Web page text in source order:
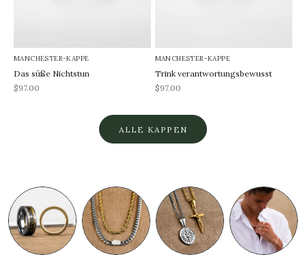
MANCHESTER-KAPPE
Das süße Nichtstun
REA-pris
$97.00
MANCHESTER-KAPPE
Trink verantwortungsbewusst
REA-pris
$97.00
ALLE KAPPEN